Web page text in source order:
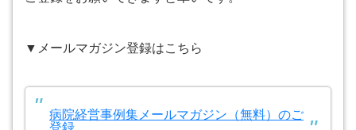
▼メールマガジン登録はこちら
病院経営事例集メールマガジン（無料）のご
登録